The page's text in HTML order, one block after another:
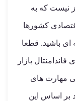
نیست که به
کشورها
ای باشید. قطعا
بازار
مهارت های
بر اساس این